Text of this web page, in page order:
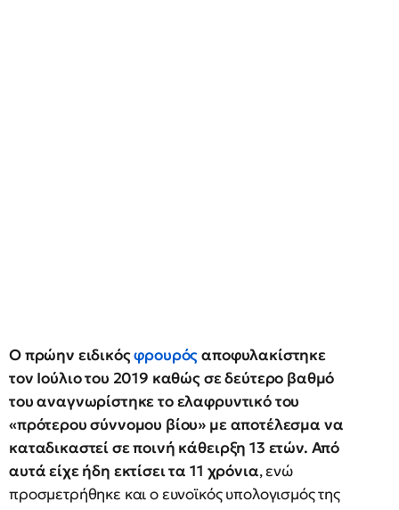
Ο πρώην ειδικόςφρουρόςαποφυλακίστηκε
τον Ιούλιο του 2019 καθώς σε δεύτερο βαθμό
του αναγνωρίστηκε το ελαφρυντικό του
«πρότερου σύννομου βίου» με αποτέλεσμα να
καταδικαστεί σε ποινή κάθειρξη 13 ετών. Από
αυτά είχε ήδη εκτίσει τα 11 χρόνια, ενώ
προσμετρήθηκε και ο ευνοϊκός υπολογισμός της